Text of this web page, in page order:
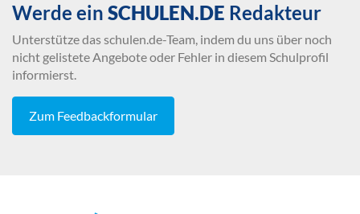
Werde ein SCHULEN.DE Redakteur
Unterstütze das schulen.de-Team, indem du uns über noch
nicht gelistete Angebote oder Fehler in diesem Schulprofil
informierst.
Zum Feedbackformular